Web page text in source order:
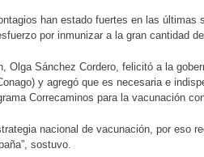
han estado fuertes en las
por inmunizar a la gran cantidad
Olga Sánchez Cordero, felicitó a la
y agregó que es necesaria e
Correcaminos para la vacunación
nacional de vacunación, por eso
sostuvo.